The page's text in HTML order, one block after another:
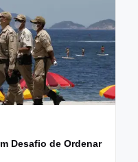
Desafio de Ordenar